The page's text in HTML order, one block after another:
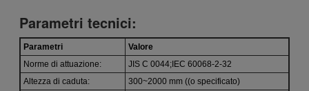
Parametri tecnici:
Parametri
Valore
Norme di attuazione:
JIS C 0044;IEC 60068-2-32
Altezza di caduta:
300~2000 mm ((o specificato)